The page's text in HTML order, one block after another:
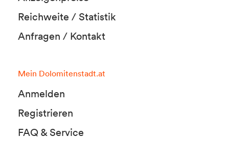
Reichweite / Statistik
Anfragen / Kontakt
Mein Dolomitenstadt.at
Anmelden
Registrieren
FAQ & Service